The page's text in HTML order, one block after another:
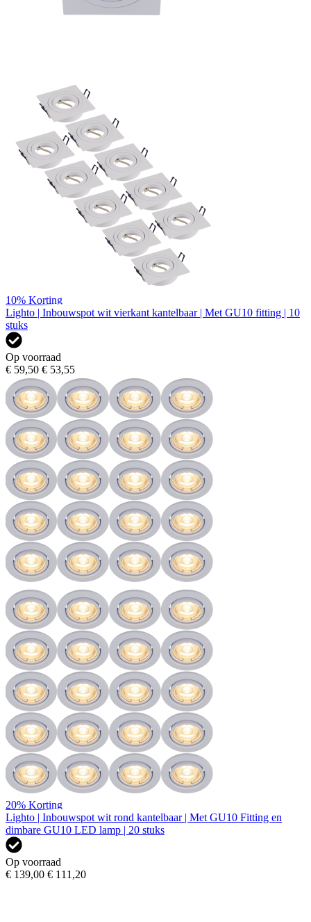
10% Korting
Lighto | Inbouwspot wit vierkant kantelbaar | Met GU10 fitting | 10
stuks
Op voorraad
€ 59,50 € 53,55
20% Korting
Lighto | Inbouwspot wit rond kantelbaar | Met GU10 Fitting en
dimbare GU10 LED lamp | 20 stuks
Op voorraad
€ 139,00 € 111,20